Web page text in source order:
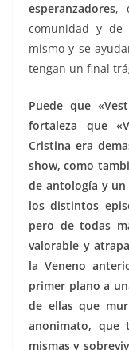
esperanzadores,
comunidad y
mismo y se
tengan un final
Puede que
fortaleza que
Cristina era
show, como
de antología y
los distintos
pero de todas
valorable y
la Veneno
primer plano a
de ellas que
anonimato, que
mismas y